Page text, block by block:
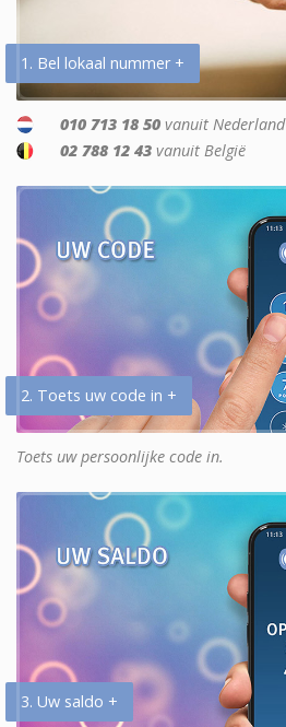
1. Bel lokaal nummer +
010 713 18 50 vanuit Nederland
02 788 12 43 vanuit België
2. Toets uw code in +
Toets uw persoonlijke code in.
3. Uw saldo +